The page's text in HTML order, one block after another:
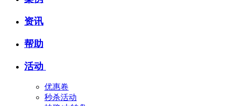
资讯
帮助
活动
优惠卷
秒杀活动